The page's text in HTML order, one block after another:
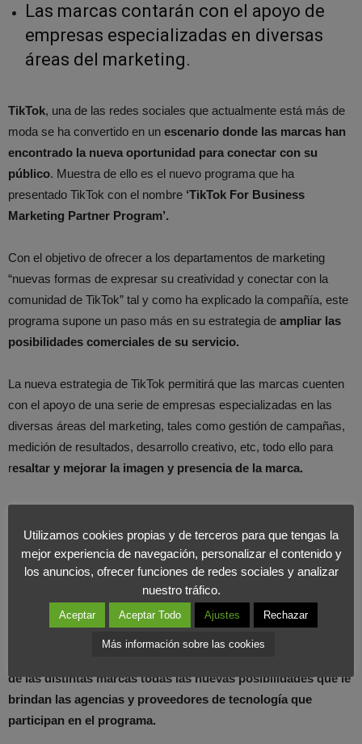
Las marcas contarán con el apoyo de
empresas especializadas en diversas
áreas del marketing.
TikTok, una de las redes sociales que actualmente está más de
moda se ha convertido en un escenario donde las marcas han
encontrado la nueva oportunidad para conectar con su
público. Muestra de ello es el nuevo programa que ha
presentado TikTok con el nombre ‘TikTok For Business
Marketing Partner Program’.
Con el objetivo de ofrecer a los departamentos de marketing
“nuevas formas de expresar su creatividad y conectar con la
comunidad de TikTok” tal y como ha explicado la compañía, este
programa supone un paso más en su estrategia de ampliar las
posibilidades comerciales de su servicio.
La nueva estrategia de TikTok permitirá que las marcas cuenten
con el apoyo de una serie de empresas especializadas en las
diversas áreas del marketing, tales como gestión de campañas,
medición de resultados, desarrollo creativo, etc, todo ello para
resaltar y mejorar la imagen y presencia de la marca.
Además, hay que subrayar que con la integración en la aplicación
de la plataformaTeespring, cada marca puede vender su
producto y merchandising directamente en la red social.
Al igual que el resto de redes sociales, TikTok ya ofrecía diversas
herramientas para crear acciones de marketing. Sin embargo, el
nuevo programa está enfocado para TikTok for Business. Es
de las distintas marcas todas las nuevas posibilidades que le
brindan las agencias y proveedores de tecnología que
participan en el programa.
Utilizamos cookies propias y de terceros para que tengas la
mejor experiencia de navegación, personalizar el contenido y
los anuncios, ofrecer funciones de redes sociales y analizar
nuestro tráfico.
Aceptar Aceptar Todo Ajustes Rechazar
Más información sobre las cookies